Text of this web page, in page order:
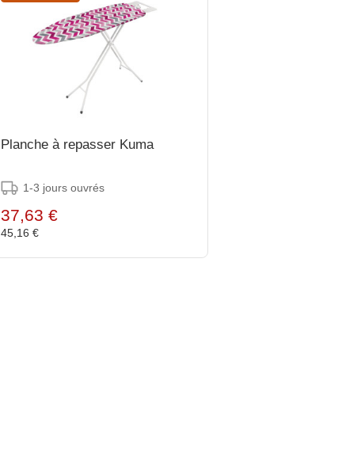
Planche à repasser Kuma
1-3 jours ouvrés
37,63 €
45,16 €